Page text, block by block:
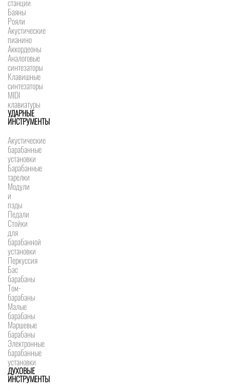
станции
Баяны
Рояли
Акустические
пианино
Аккордеоны
Аналоговые
синтезаторы
Клавишные
синтезаторы
MIDI
клавиатуры
УДАРНЫЕ
ИНСТРУМЕНТЫ
Акустические
барабанные
установки
Барабанные
тарелки
Модули
и
пэды
Педали
Стойки
для
барабанной
установки
Перкуссия
Бас
барабаны
Том-
барабаны
Малые
барабаны
Маршевые
барабаны
Электронные
барабанные
установки
ДУХОВЫЕ
ИНСТРУМЕНТЫ